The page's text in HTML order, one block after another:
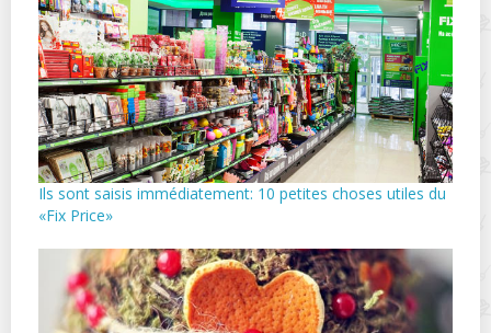
Ils sont saisis immédiatement: 10 petites choses utiles du
«Fix Price»